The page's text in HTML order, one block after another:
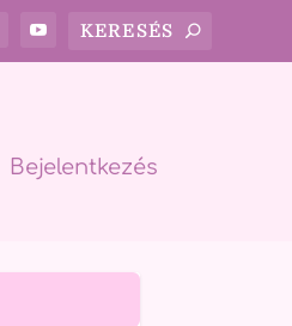
Bejelentkezés